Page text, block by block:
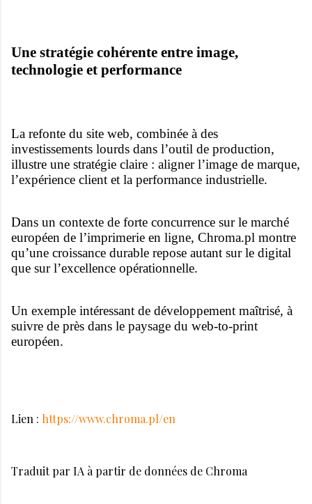
Une stratégie cohérente entre image,
technologie et performance
La refonte du site web, combinée à des
investissements lourds dans l’outil de production,
illustre une stratégie claire : aligner l’image de marque,
l’expérience client et la performance industrielle.
Dans un contexte de forte concurrence sur le marché
européen de l’imprimerie en ligne, Chroma.pl montre
qu’une croissance durable repose autant sur le digital
que sur l’excellence opérationnelle.
Un exemple intéressant de développement maîtrisé, à
suivre de près dans le paysage du web-to-print
européen.
Lien : https://www.chroma.pl/en
Traduit par IA à partir de données de Chroma